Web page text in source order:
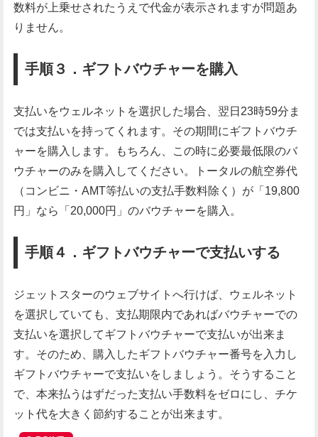
数料が上乗せされたうえで代金が表示されますが問題あ
りません。
手順３．ギフトバウチャーを購入
支払いをウェルネットを選択した場合、翌日23時59分ま
では支払いを持ってくれます。その期間にギフトバウチ
ャーを購入します。もちろん、この時に必要最低限のバ
ウチャーのみを購入してください。トータルの航空券代
（コンビニ・AMT等払いの支払手数料除く）が「19,800
円」なら「20,000円」のバウチャーを購入。
手順４．ギフトバウチャーで支払いする
ジェットスターのウェブサイトへ行けば、ウェルネット
を選択していても、支払期限内であればバウチャーでの
支払いを選択してギフトバウチャーで支払いが出来ま
す。そのため、購入したギフトバウチャー番号を入力し
ギフトバウチャーで支払いをしましょう。そうすること
で、本来払うはずだった支払い手数料をゼロにし、チケ
ット代を大きく節約することが出来ます。